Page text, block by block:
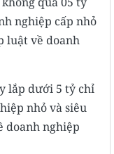
nghiệp cấp nhỏ
luật về doanh
lắp dưới 5 tỷ chỉ
nhỏ và siêu
doanh nghiệp